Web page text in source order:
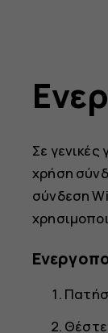
Σε
χρήση
σύνδεση